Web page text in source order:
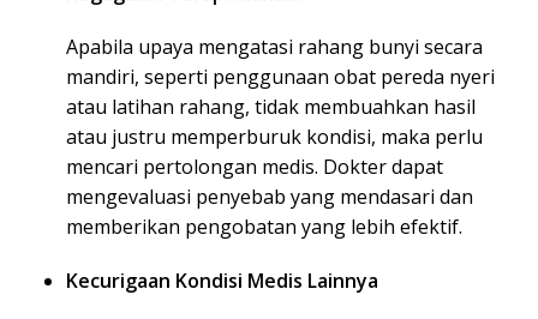
Apabila upaya mengatasi rahang bunyi secara
mandiri, seperti penggunaan obat pereda nyeri
atau latihan rahang, tidak membuahkan hasil
atau justru memperburuk kondisi, maka perlu
mencari pertolongan medis. Dokter dapat
mengevaluasi penyebab yang mendasari dan
memberikan pengobatan yang lebih efektif.
Kecurigaan Kondisi Medis Lainnya